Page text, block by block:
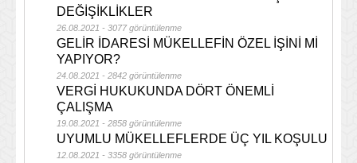
DEĞİŞİKLİKLER
26.08.2021 - 3077 görüntülenme
GELİR İDARESİ MÜKELLEFİN ÖZEL İŞİNİ Mİ
YAPIYOR?
24.08.2021 - 2842 görüntülenme
VERGİ HUKUKUNDA DÖRT ÖNEMLİ
ÇALIŞMA
19.08.2021 - 2858 görüntülenme
UYUMLU MÜKELLEFLERDE ÜÇ YIL KOŞULU
12.08.2021 - 3358 görüntülenme